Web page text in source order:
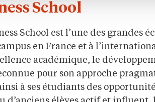
School
School est l’une des grandes
en France et à
académique, le
pour son approche
à ses étudiants des